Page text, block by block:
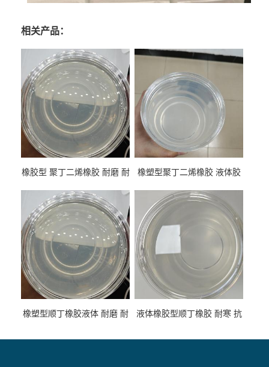
相关产品：
橡胶型 聚丁二烯橡胶 耐磨 耐
性
橡塑型聚丁二烯橡胶 液体胶
专用
橡塑型顺丁橡胶液体 耐磨 耐
液体橡胶型顺丁橡胶 耐寒 抗